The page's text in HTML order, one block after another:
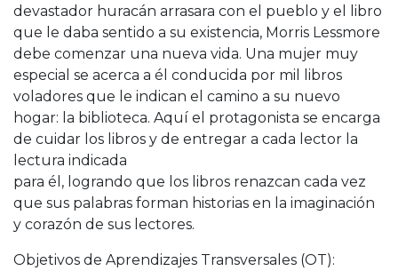
devastador huracán arrasara con el pueblo y el libro
que le daba sentido a su existencia, Morris Lessmore
debe comenzar una nueva vida. Una mujer muy
especial se acerca a él conducida por mil libros
voladores que le indican el camino a su nuevo
hogar: la biblioteca. Aquí el protagonista se encarga
de cuidar los libros y de entregar a cada lector la
lectura indicada
para él, logrando que los libros renazcan cada vez
que sus palabras forman historias en la imaginación
y corazón de sus lectores.
Objetivos de Aprendizajes Transversales (OT):